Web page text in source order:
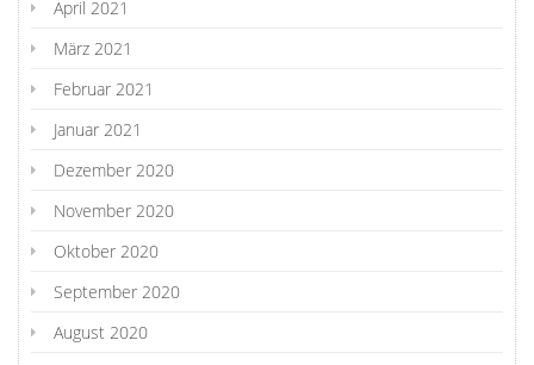
April 2021
März 2021
Februar 2021
Januar 2021
Dezember 2020
November 2020
Oktober 2020
September 2020
August 2020